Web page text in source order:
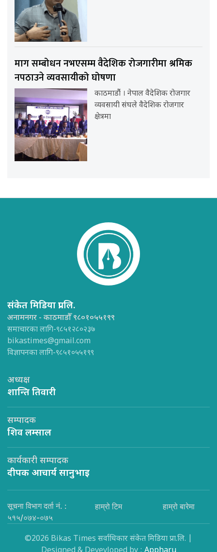
माग सम्बोधन नभएसम्म वैदेशिक रोजगारीमा श्रमिक
नपठाउने व्यवसायीको घोषणा
काठमाडौंं । नेपाल वैदेशिक रोजगार
व्यवसायी संघले वैदेशिक रोजगार
क्षेत्रमा
संकेत मिडिया प्रा.लि.
अनामनगर - काठमाडौँ ९८०१०५५१९९
समाचारका लागि-९८५१२८०२३७
bikastimes@gmail.com
विज्ञापनका लागि-९८५१०५५१९९
अध्यक्ष
शान्ति तिवारी
सम्पादक
शिव लम्साल
कार्यकारी सम्पादक
दीपक आचार्य सानुभाइ
सूचना विभाग दर्ता नं. :
५१५/०७४-०७५
हाम्रो टिम हाम्रो बारेमा
©2026 Bikas Times सर्वाधिकार संकेत मिडिया प्रा.लि. |